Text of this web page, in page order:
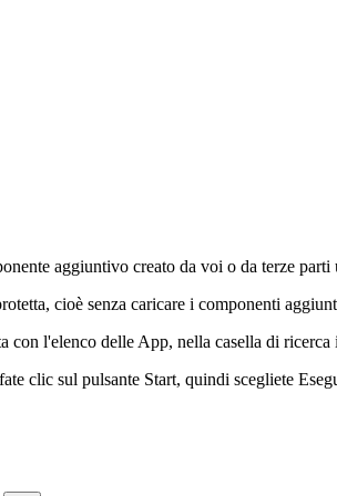
aggiuntivo creato da voi o da terze
cioè senza caricare i componenti
con l'elenco delle App, nella casella di ricerca
clic sul pulsante Start, quindi scegliete